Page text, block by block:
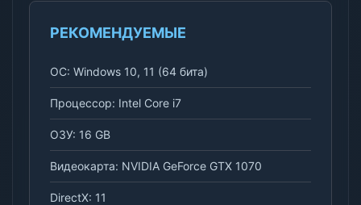
РЕКОМЕНДУЕМЫЕ
ОС: Windows 10, 11 (64 бита)
Процессор: Intel Core i7
ОЗУ: 16 GB
Видеокарта: NVIDIA GeForce GTX 1070
DirectX: 11